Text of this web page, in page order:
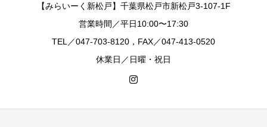
【みらいーく新松戸】千葉県松戸市新松戸3-107-1F
営業時間／平日10:00〜17:30
TEL／047-703-8120，FAX／047-413-0520
休業日／日曜・祝日